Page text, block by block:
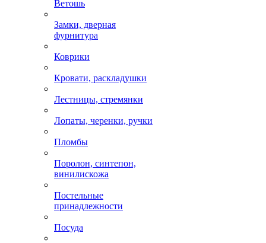
Ветошь
Замки, дверная
фурнитура
Коврики
Кровати, раскладушки
Лестницы, стремянки
Лопаты, черенки, ручки
Пломбы
Поролон, синтепон,
винилискожа
Постельные
принадлежности
Посуда